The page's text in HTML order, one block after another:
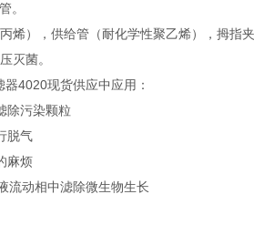
。
烯），供给管（耐化学性聚乙烯），拇
灭菌。
4020现货供应中应用：
除污染颗粒
脱气
麻烦
流动相中滤除微生物生长